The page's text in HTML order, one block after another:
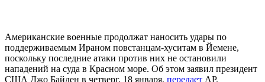
Американские военные продолжат наносить удары по
поддерживаемым Ираном повстанцам-хуситам в Йемене,
поскольку последние атаки против них не остановили
нападений на суда в Красном море. Об этом заявил президент
США Джо Байден в четверг, 18 января, передает АР.